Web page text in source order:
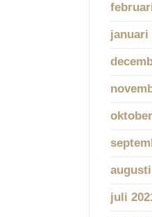
januari
augusti
juli